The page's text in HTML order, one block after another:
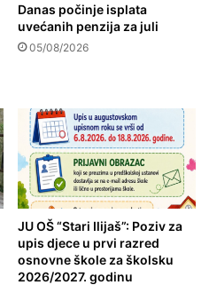
Danas počinje isplata
uvećanih penzija za juli
05/08/2026
JU OŠ “Stari Ilijaš”: Poziv za
upis djece u prvi razred
osnovne škole za školsku
2026/2027. godinu